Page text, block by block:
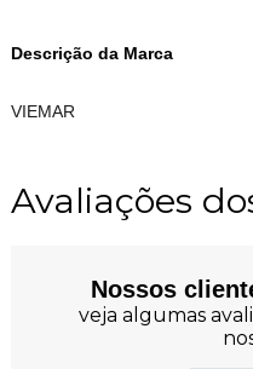
Descrição da Marca
VIEMAR
Avaliações
Nossos
veja algumas